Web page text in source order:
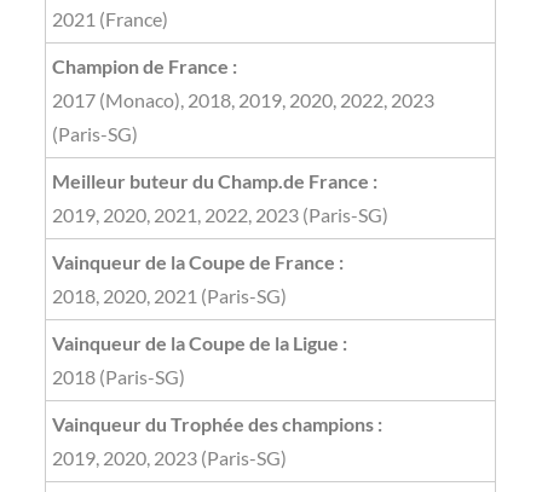
2021 (France)
Champion de France :
2017 (Monaco), 2018, 2019, 2020, 2022, 2023
(Paris-SG)
Meilleur buteur du Champ.de France :
2019, 2020, 2021, 2022, 2023 (Paris-SG)
Vainqueur de la Coupe de France :
2018, 2020, 2021 (Paris-SG)
Vainqueur de la Coupe de la Ligue :
2018 (Paris-SG)
Vainqueur du Trophée des champions :
2019, 2020, 2023 (Paris-SG)